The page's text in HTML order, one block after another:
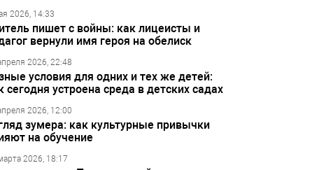
2026, 14:33
пишет с войны: как лицеисты и
вернули имя героя на обелиск
2026, 22:48
условия для одних и тех же детей:
сегодня устроена среда в детских садах
2026, 12:00
зумера: как культурные привычки
на обучение
2026, 18:17